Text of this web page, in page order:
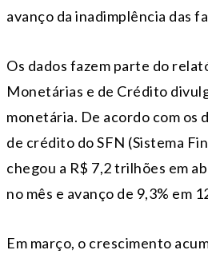
avanço da inadimplência das
Os dados fazem parte do
Monetárias e de Crédito
monetária. De acordo com os
de crédito do SFN (Sistema
chegou a R$ 7,2 trilhões em
no mês e avanço de 9,3% em
Em março, o crescimento